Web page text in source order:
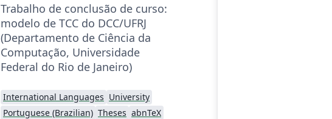
Trabalho de conclusão de curso:
modelo de TCC do DCC/UFRJ
(Departamento de Ciência da
Computação, Universidade
Federal do Rio de Janeiro)
International Languages University
Portuguese (Brazilian) Theses abnTeX